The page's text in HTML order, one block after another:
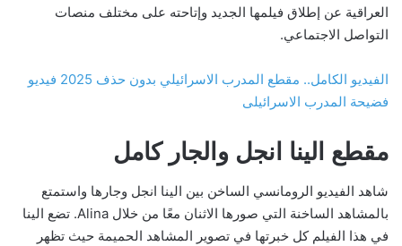
العراقية عن إطلاق فيلمها الجديد وإتاحته على مختلف منصات
التواصل الاجتماعي.
الفيديو الكامل.. مقطع المدرب الاسرائيلي بدون حذف 2025 فيديو
فضيحة المدرب الاسرائيلى
مقطع الينا انجل والجار كامل
شاهد الفيديو الرومانسي الساخن بين الينا انجل وجارها واستمتع
بالمشاهد الساخنة التي صورها الاثنان معًا من خلال Alina. تضع الينا
في هذا الفيلم كل خبرتها في تصوير المشاهد الحميمة حيث تظهر